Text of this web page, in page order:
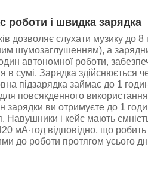
роботи і швидка зарядка
дозволяє слухати музику до 8
шумозаглушенням), а
автономної роботи,
в сумі. Зарядка здійснюється
підзарядка займає до 1
повсякденного
зарядки ви отримуєте до 1
Навушники і кейс мають
мА·год відповідно, що робить
до роботи протягом усього